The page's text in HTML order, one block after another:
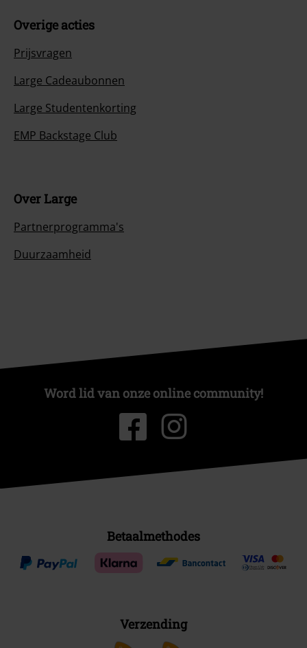
Overige acties
Prijsvragen
Large Cadeaubonnen
Large Studentenkorting
EMP Backstage Club
Over Large
Partnerprogramma's
Duurzaamheid
Word lid van onze online community!
Betaalmethodes
Verzending